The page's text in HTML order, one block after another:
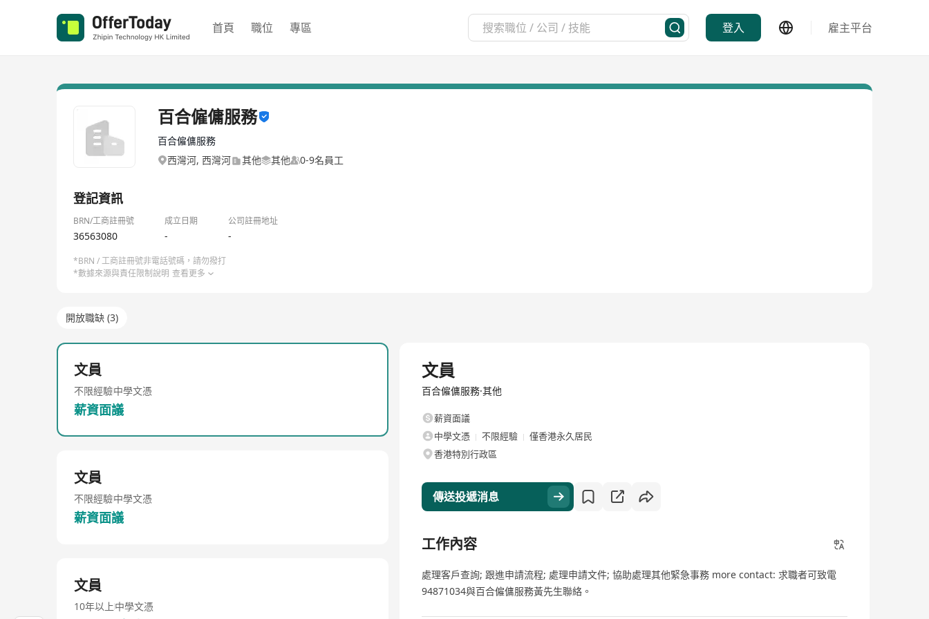
首頁 職位 專區 登入 雇主平台
百合僱傭服務
百合僱傭服務
西灣河, 西灣河
其他 其他 0-9名員工
登記資訊
BRN/工商註冊號 成立日期 公司註冊地址
36563080 - -
*BRN / 工商註冊號非電話號碼，請勿撥打
*數據來源與責任限制說明 查看更多
開放職缺 (3)
文員
不限經驗中學文憑
薪資面議
文員
不限經驗中學文憑
薪資面議
文員
10年以上中學文憑
文員
百合僱傭服務·其他
薪資面議
中學文憑
不限經驗
僅香港永久居民
香港特別行政區
傳送投遞消息
工作內容
處理客戶查詢; 跟進申請流程; 處理申請文件; 協助處理其他緊急事務 more contact: 求職者可致電
94871034與百合僱傭服務黃先生聯絡。